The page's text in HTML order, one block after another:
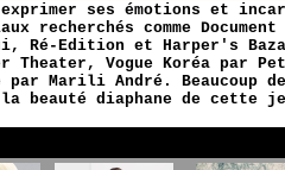
ses émotions et
recherchés comme
Ré-Edition et Harper's
Theater, Vogue Koréa par
par Marili André. Beaucoup
beauté diaphane de cette